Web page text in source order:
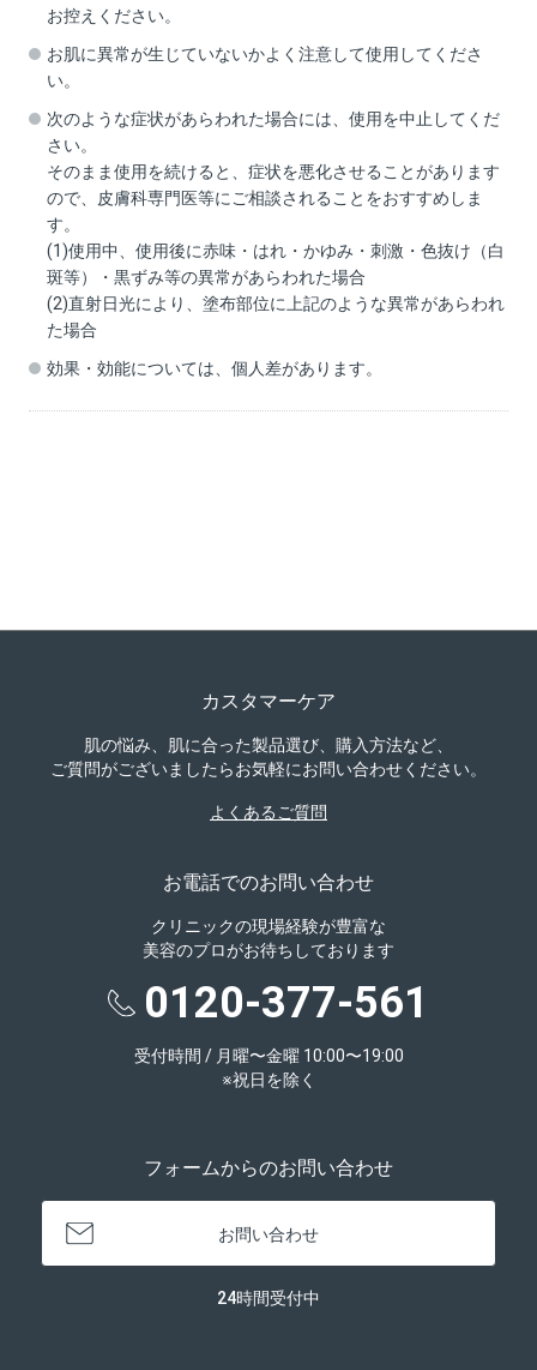
お控えください。
お肌に異常が生じていないかよく注意して使用してくださ
い。
次のような症状があらわれた場合には、使用を中止してくだ
さい。
そのまま使用を続けると、症状を悪化させることがあります
ので、皮膚科専門医等にご相談されることをおすすめしま
す。
(1)使用中、使用後に赤味・はれ・かゆみ・刺激・色抜け（白
斑等）・黒ずみ等の異常があらわれた場合
(2)直射日光により、塗布部位に上記のような異常があらわれ
た場合
効果・効能については、個人差があります。
カスタマーケア
肌の悩み、肌に合った製品選び、購入方法など、
ご質問がございましたらお気軽にお問い合わせください。
よくあるご質問
お電話でのお問い合わせ
クリニックの現場経験が豊富な
美容のプロがお待ちしております
0120-377-561
受付時間 / 月曜〜金曜 10:00〜19:00
※祝日を除く
フォームからのお問い合わせ
お問い合わせ
24時間受付中